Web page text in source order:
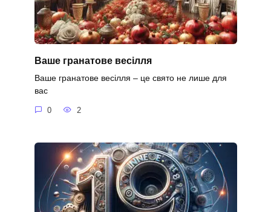
Ваше гранатове весілля
Ваше гранатове весілля – це свято не лише для
вас
0 2